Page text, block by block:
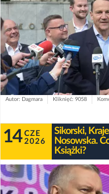
Autor: Dagmara Kliknięć: 9058
14 CZE
2026
Sikorski,
Nosowska.
Książki?